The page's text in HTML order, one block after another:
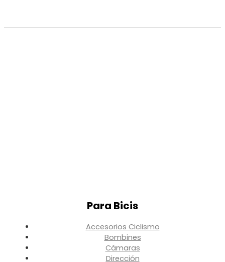
Para Bicis
Accesorios Ciclismo
Bombines
Cámaras
Dirección